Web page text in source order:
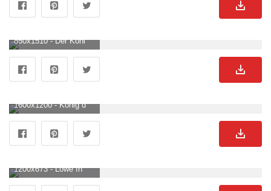
850x1510 - Der König Der Löwen Simba IPhone. König Der Löwen, IPhone Disney, Löwe, Simba Süßes Disney IPhone HD Handy Hintergrundbild. Löwen Hintergrundbild für Handy.
1600x1200 - König der Löwen HD Wallpaper und Hintergründe. Löwen Hintergrundbild für Computer.
1200x673 - Löwe In Afrika Tapete Adams Löwe, Bild Eines Männlichen Löwen Hintergrund, Foto und Bild zum kostenlosen Download. Löwen Hintergrundbild für Computer.